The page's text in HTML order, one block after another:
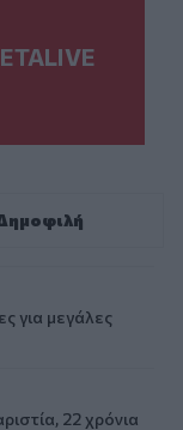
για μεγάλες
22 χρόνια